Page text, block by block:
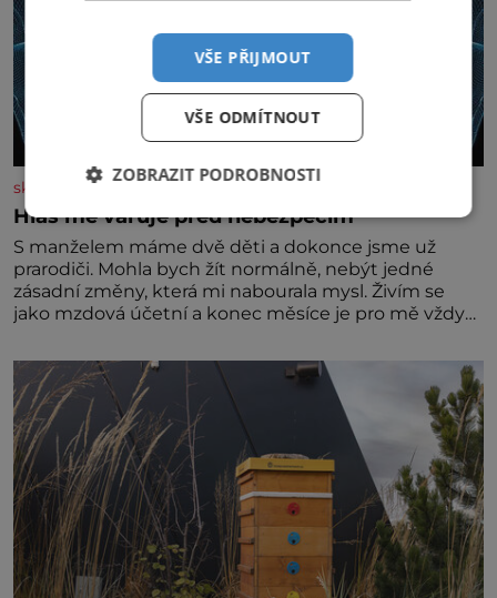
skutecnepribehy.cz
Hlas mě varuje před nebezpečím
S manželem máme dvě děti a dokonce jsme už
prarodiči. Mohla bych žít normálně, nebýt jedné
zásadní změny, která mi nabourala mysl. Živím se
jako mzdová účetní a konec měsíce je pro mě vždy
máme vnoučata, mi dcera čím dál častěji volá o
pomoc, co se hlídání týče. Dalo by se
VŠE PŘIJMOUT
VŠE ODMÍTNOUT
ZOBRAZIT PODROBNOSTI